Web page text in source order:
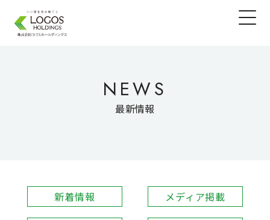
NEWS
最新情報
新着情報 メディア掲載